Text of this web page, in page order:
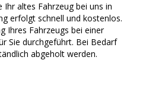
Ihr altes Fahrzeug bei uns in
erfolgt schnell und kostenlos.
Ihres Fahrzeugs bei einer
Sie durchgeführt. Bei Bedarf
abgeholt werden.